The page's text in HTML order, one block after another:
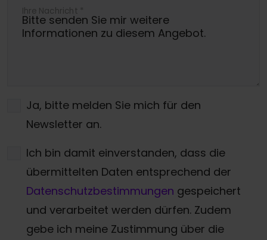
Ihre Nachricht *
Ja, bitte melden Sie mich für den
Newsletter an.
Ich bin damit einverstanden, dass die
übermittelten Daten entsprechend der
Datenschutzbestimmungen gespeichert
und verarbeitet werden dürfen. Zudem
gebe ich meine Zustimmung über die